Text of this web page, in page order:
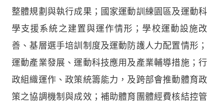
整體規劃與執行成果；國家運動訓練園區及運動科
學支援系統之建置與運作情形；學校運動設施改
善、基層選手培訓制度及運動防護人力配置情形；
運動產業發展、運動科技應用及產業輔導措施；行
政組織運作、政策統籌能力，及跨部會推動體育政
策之協調機制與成效；補助體育團體經費核結控管